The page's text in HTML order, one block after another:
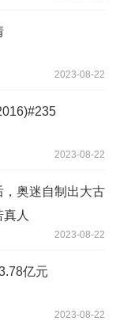
2023-08-22
2023-08-22
奥迷自制出大古
人
2023-08-22
亿元
2023-08-22